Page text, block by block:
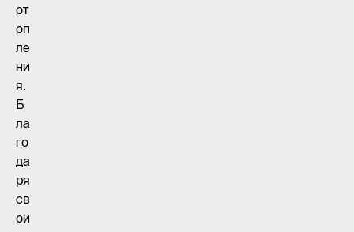
от
оп
ле
ни
я.
Б
ла
го
да
ря
св
ои